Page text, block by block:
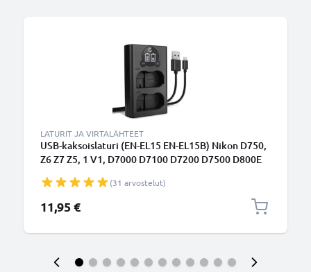
LATURIT JA VIRTALÄHTEET
USB-kaksoislaturi (EN-EL15 EN-EL15B) Nikon D750,
Z6 Z7 Z5, 1 V1, D7000 D7100 D7200 D7500 D800E
Kaapeli valmistajalta CELLONIC
(31 arvostelut)
11,95 €